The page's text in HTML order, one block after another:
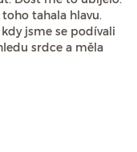
tahala hlavu.
jsme se podívali
srdce a měla